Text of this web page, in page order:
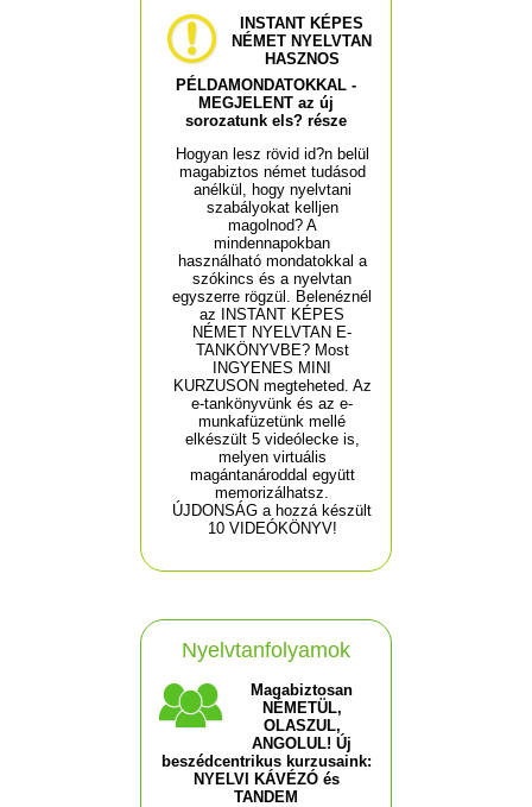
INSTANT KÉPES
NÉMET NYELVTAN
HASZNOS
PÉLDAMONDATOKKAL -
MEGJELENT az új
sorozatunk els? része
Hogyan lesz rövid id?n belül
magabiztos német tudásod
anélkül, hogy nyelvtani
szabályokat kelljen
magolnod? A
mindennapokban
használható mondatokkal a
szókincs és a nyelvtan
egyszerre rögzül. Belenéznél
az INSTANT KÉPES
NÉMET NYELVTAN E-
TANKÖNYVBE? Most
INGYENES MINI
KURZUSON megteheted. Az
e-tankönyvünk és az e-
munkafüzetünk mellé
elkészült 5 videólecke is,
melyen virtuális
magántanároddal együtt
memorizálhatsz.
ÚJDONSÁG a hozzá készült
10 VIDEÓKÖNYV!
Nyelvtanfolyamok
Magabiztosan
NÉMETÜL,
OLASZUL,
ANGOLUL! Új
beszédcentrikus kurzusaink:
NYELVI KÁVÉZÓ és
TANDEM